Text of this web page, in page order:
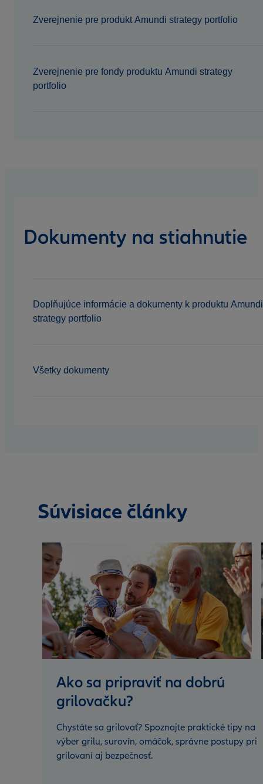
Zverejnenie pre produkt Amundi strategy portfolio
Zverejnenie pre fondy produktu Amundi strategy
portfolio
Dokumenty na stiahnutie
Doplňujúce informácie a dokumenty k produktu Amundi
strategy portfolio
Všetky dokumenty
Súvisiace články
Ako sa pripraviť na dobrú
grilovačku?
Chystáte sa grilovať? Spoznajte praktické tipy na
výber grilu, surovín, omáčok, správne postupy pri
grilovaní aj bezpečnosť.